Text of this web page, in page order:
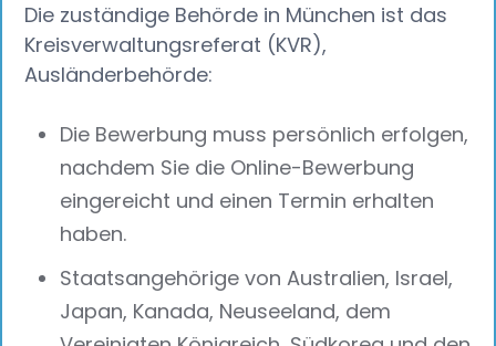
Die zuständige Behörde in München ist das
Kreisverwaltungsreferat (KVR),
Ausländerbehörde:
Die Bewerbung muss persönlich erfolgen,
nachdem Sie die Online-Bewerbung
eingereicht und einen Termin erhalten
haben.
Staatsangehörige von Australien, Israel,
Japan, Kanada, Neuseeland, dem